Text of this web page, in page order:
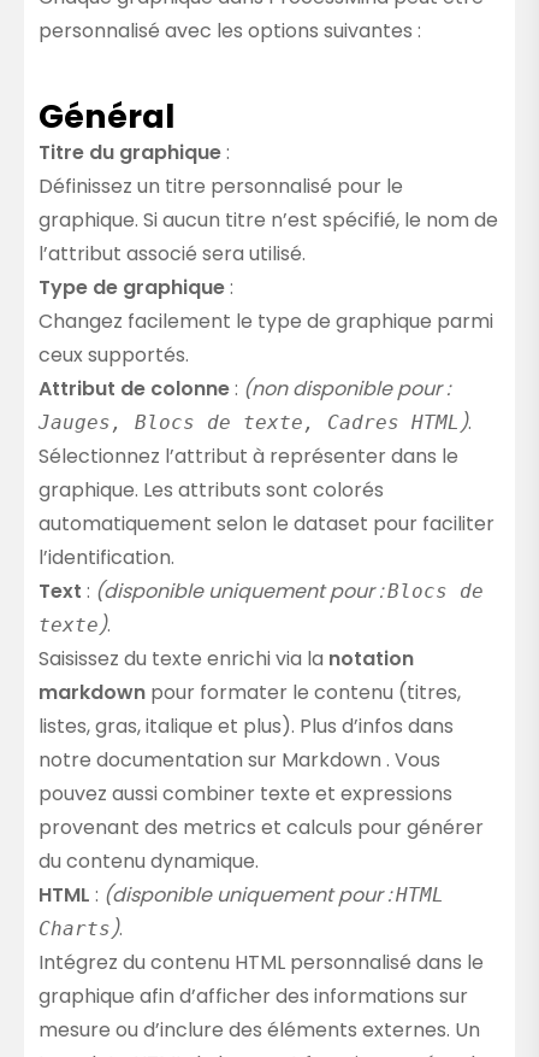
personnalisé avec les options suivantes :
Général
Titre du graphique:
Définissez un titre personnalisé pour le
graphique. Si aucun titre n’est spécifié, le nom de
l’attribut associé sera utilisé.
Type de graphique:
Changez facilement le type de graphique parmi
ceux supportés.
Attribut de colonne: (non disponible pour :
Jauges, Blocs de texte, Cadres HTML ).
Sélectionnez l’attribut à représenter dans le
graphique. Les attributs sont colorés
automatiquement selon le dataset pour faciliter
l’identification.
Text : (disponible uniquement pour :Blocs de
texte).
Saisissez du texte enrichi via la notation
markdown pour formater le contenu (titres,
listes, gras, italique et plus). Plus d’infos dans
notre documentation sur Markdown . Vous
pouvez aussi combiner texte et expressions
provenant des metrics et calculs pour générer
du contenu dynamique.
HTML : (disponible uniquement pour :HTML
Charts).
Intégrez du contenu HTML personnalisé dans le
graphique afin d’afficher des informations sur
mesure ou d’inclure des éléments externes. Un